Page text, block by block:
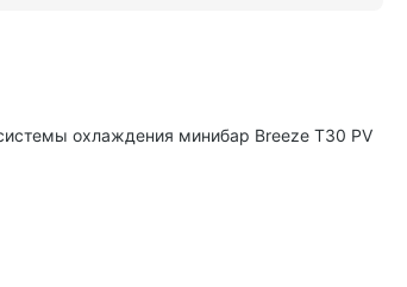
охлаждения минибар Breeze T30 PV